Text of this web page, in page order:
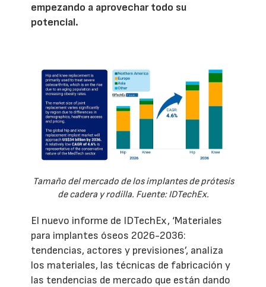
empezando a aprovechar todo su
potencial.
Tamaño del mercado de los implantes de prótesis
de cadera y rodilla. Fuente: IDTechEx.
El nuevo informe de IDTechEx, ‘Materiales
para implantes óseos 2026-2036:
tendencias, actores y previsiones’, analiza
los materiales, las técnicas de fabricación y
las tendencias de mercado que están dando